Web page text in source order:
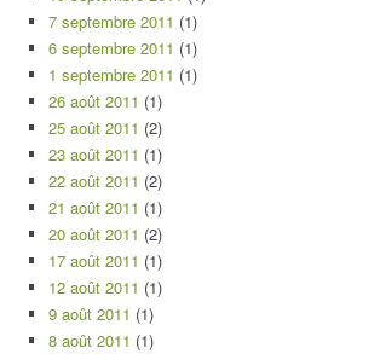
7 septembre 2011 (1)
6 septembre 2011 (1)
1 septembre 2011 (1)
26 août 2011 (1)
25 août 2011 (2)
23 août 2011 (1)
22 août 2011 (2)
21 août 2011 (1)
20 août 2011 (2)
17 août 2011 (1)
12 août 2011 (1)
9 août 2011 (1)
8 août 2011 (1)